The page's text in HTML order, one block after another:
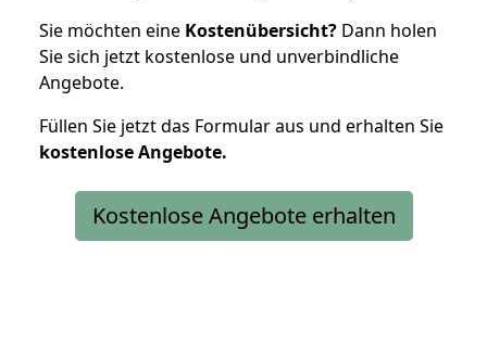
Sie möchten eine Kostenübersicht? Dann holen
Sie sich jetzt kostenlose und unverbindliche
Angebote.
Füllen Sie jetzt das Formular aus und erhalten Sie
kostenloseAngebote.
Kostenlose Angebote erhalten